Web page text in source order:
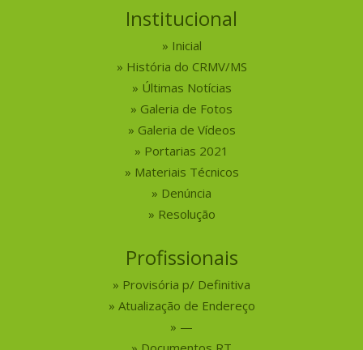
Institucional
Inicial
História do CRMV/MS
Últimas Notícias
Galeria de Fotos
Galeria de Vídeos
Portarias 2021
Materiais Técnicos
Denúncia
Resolução
Profissionais
Provisória p/ Definitiva
Atualização de Endereço
—